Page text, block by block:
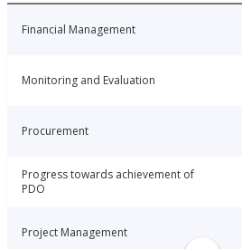
Financial Management
Monitoring and Evaluation
Procurement
Progress towards achievement of
PDO
Project Management